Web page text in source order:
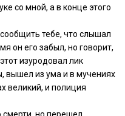
со мной, а в конце этого
тебе, что слышал
он его забыл, но говорит,
изуродовал лик
вышел из ума и в мучениях
великий, и полиция
но перешел